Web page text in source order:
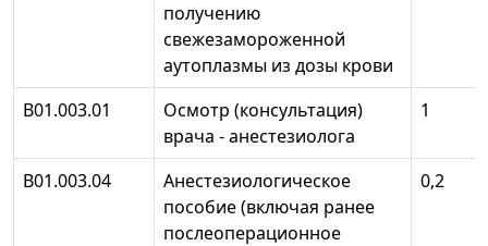
получению
свежезамороженной
аутоплазмы из дозы крови
В01.003.01
Осмотр (консультация)
врача - анестезиолога
1
В01.003.04
Анестезиологическое
пособие (включая ранее
послеоперационное
0,2